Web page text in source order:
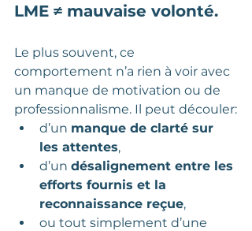
LME ≠ mauvaise volonté.
Le plus souvent, ce
comportement n’a rien à voir avec
un manque de motivation ou de
professionnalisme. Il peut découler:
d’un manque de clarté sur
les attentes,
d’un désalignement entre les
efforts fournis et la
reconnaissance reçue,
ou tout simplement d’une